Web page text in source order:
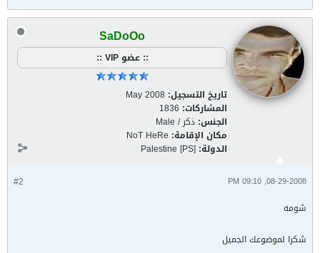
SaDoOo
:: عضو VIP ::
تاريخ التسجيل: May 2008
المشاركات: 1836
الجنس: ذكر / Male
مكان الإقامة: NoT HeRe
الدولة: Palestine [PS]
#2 08-29-2008, 09:10 PM
شومه
شكرا لموضوعك الجميل